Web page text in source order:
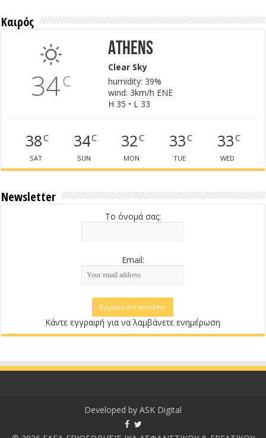
Καιρός
34C
Athens
Clear Sky
humidity: 39%
wind: 3km/h ENE
H 35 • L 33
38C
SAT
34C
SUN
32C
MON
33C
TUE
33C
WED
Newsletter
Το όνομά σας:
Email:
Κάντε εγγραφή για να λαμβάνετε ενημέρωση
Developed by ASK Digital